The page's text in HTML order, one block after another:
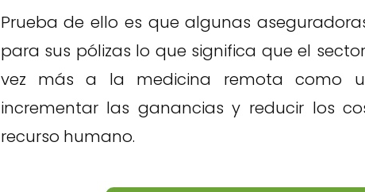
Prueba de ello es que algunas
para sus pólizas lo que significa que el
vez más a la medicina remota como
incrementar las ganancias y reducir los
recurso humano.